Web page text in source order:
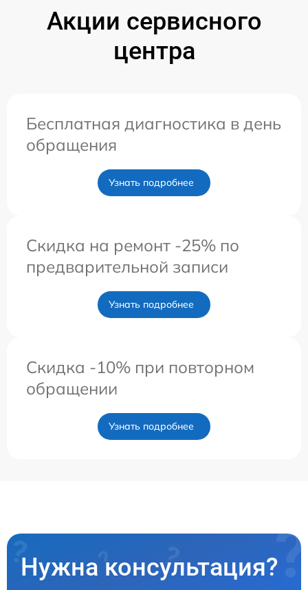
Акции сервисного
центра
Бесплатная диагностика в день
обращения
Узнать подробнее
Скидка на ремонт -25% по
предварительной записи
Узнать подробнее
Скидка -10% при повторном
обращении
Узнать подробнее
Нужна консультация?